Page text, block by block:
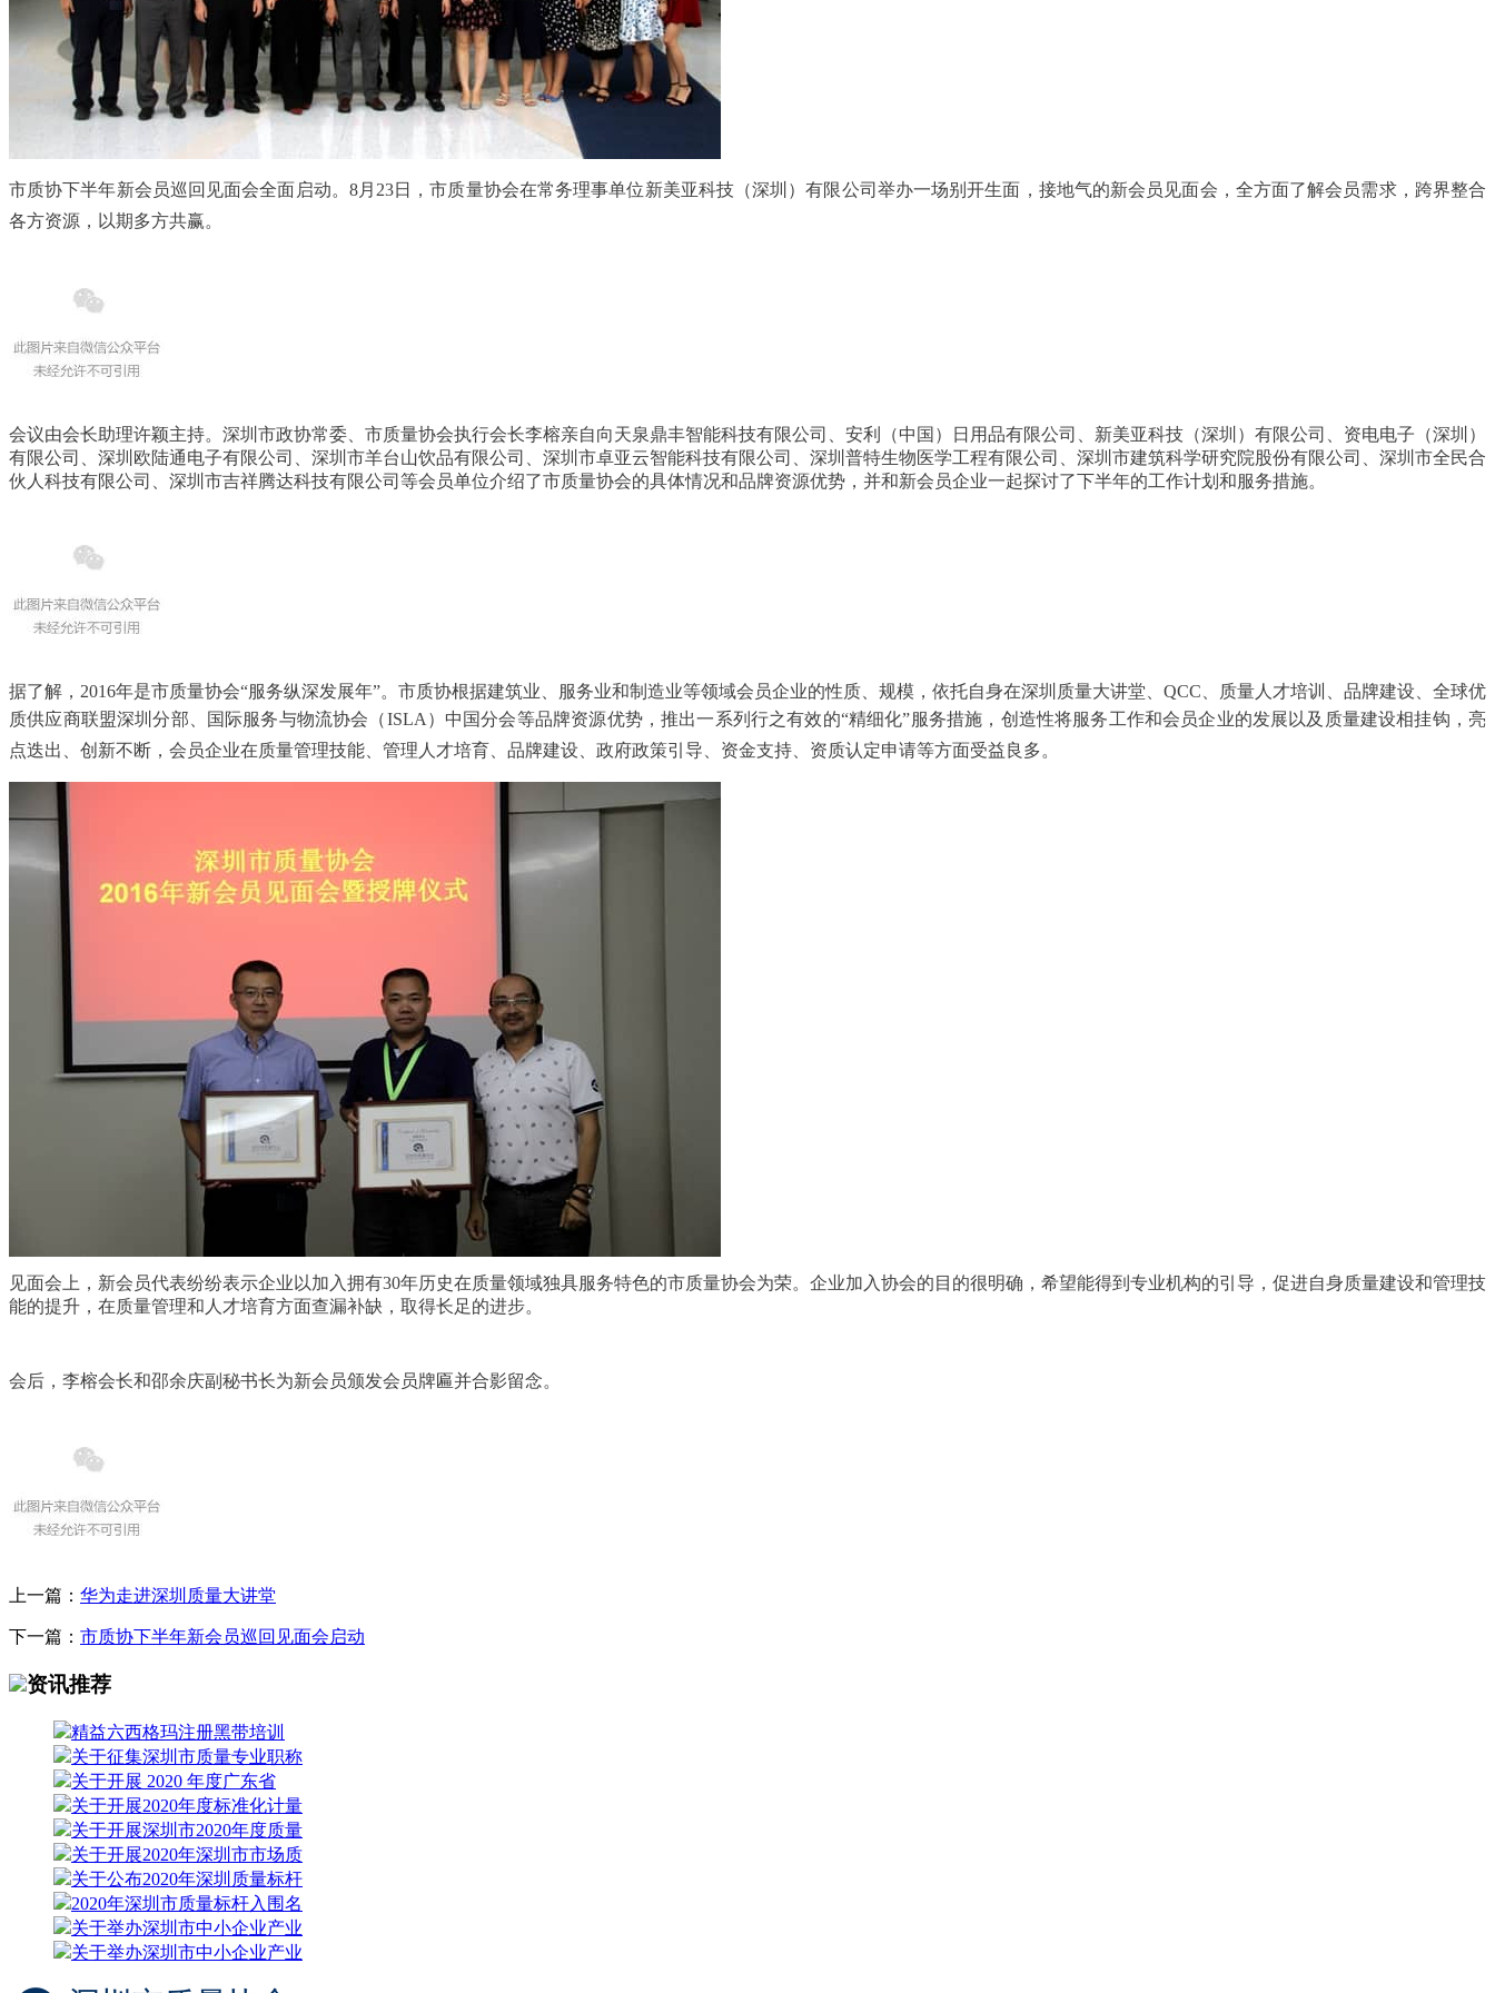
市质协下半年新会员巡回见面会全面启动。 8月23日，市质量协会在常务理事单位新美亚科技（深圳）有限公司举办一场别开生面，接地气的新会员见面会，全方面了解会员需求，跨界整合
各方资源，以期多方共赢。
会议由会长助理许颖主持。深圳市政协常委、市质量协会执行会长李榕亲自向天泉鼎丰智能科技有限公司、安利（中国）日用品有限公司、新美亚科技（深圳）有限公司、资电电子（深圳）
有限公司、深圳欧陆通电子有限公司、深圳市羊台山饮品有限公司、深圳市卓亚云智能科技有限公司、深圳普特生物医学工程有限公司、深圳市建筑科学研究院股份有限公司、深圳市全民合
伙人科技有限公司、深圳市吉祥腾达科技有限公司等会员单位介绍了市质量协会的具体情况和品牌资源优势，并和新会员企业一起探讨了下半年的工作计划和服务措施。
据了解，2016年是市质量协会“服务纵深发展年”。市质协根据建筑业、服务业和制造业等领域会员企业的性质、规模，依托自身在深圳质量大讲堂、QCC、质量人才培训、品牌建设、全球优
质供应商联盟深圳分部、
国际服务与物流协会（ISLA）中国分会等品牌资源优势，推出一系列行之有效的“精细化”服务措施，创造性将服务工作和会员企业的发展以及质量建设相挂钩，亮
点迭出、创新不断，会员企业在质量管理技能、管理人才培育、品牌建设、政府政策引导、资金支持、资质认定申请等方面受益良多。
见面会上，新会员代表纷纷表示企业以加入拥有30年历史在质量领域独具服务特色的市质量协会为荣。企业加入协会的目的很明确，希望能得到专业机构的引导，促进自身质量建设和管理技
能的提升，在质量管理和人才培育方面查漏补缺，取得长足的进步。
会后，李榕会长和邵余庆副秘书长为新会员颁发会员牌匾并合影留念。
上一篇： 华为走进深圳质量大讲堂
下一篇： 市质协下半年新会员巡回见面会启动
资讯推荐
精益六西格玛注册黑带培训
关于征集深圳市质量专业职称
关于开展 2020 年度广东省
关于开展2020年度标准化计量
关于开展深圳市2020年度质量
关于开展2020年深圳市市场质
关于公布2020年深圳质量标杆
2020年深圳市质量标杆入围名
关于举办深圳市中小企业产业
关于举办深圳市中小企业产业